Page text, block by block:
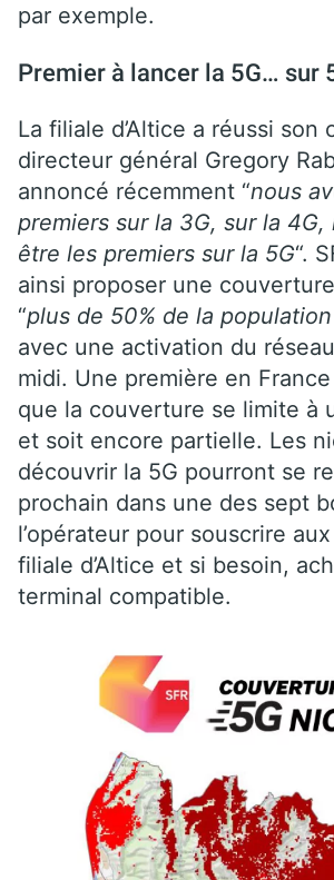
par exemple.
Premier à lancer la 5G… sur
La filiale d’Altice a réussi son
directeur général Gregory
annoncé récemment “nous
premiers sur la 3G, sur la
être les premiers sur la 5G“.
ainsi proposer une
“plus de 50% de la population
avec une activation du
midi. Une première en
que la couverture se limite à
et soit encore partielle. Les
découvrir la 5G pourront se
prochain dans une des sept
l’opérateur pour souscrire
filiale d’Altice et si besoin,
terminal compatible.